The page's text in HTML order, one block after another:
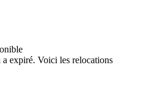
a expiré. Voici les relocations